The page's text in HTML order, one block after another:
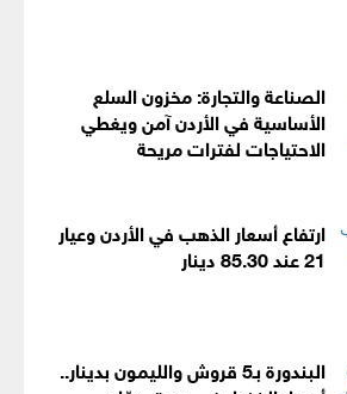
الصناعة والتجارة: مخزون السلع
الأساسية في الأردن آمن ويغطي
الاحتياجات لفترات مريحة
ارتفاع أسعار الذهب في الأردن وعيار
21 عند 85.30 دينار
البندورة بـ5 قروش والليمون بدينار..